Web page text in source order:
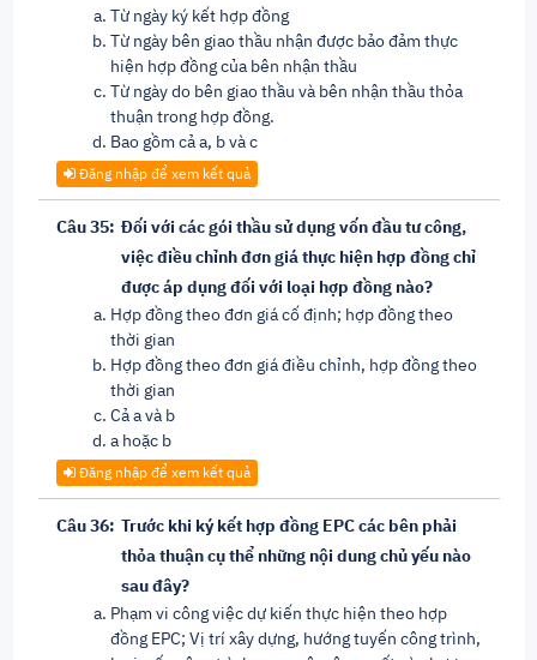
Từ ngày ký kết hợp đồng
Từ ngày bên giao thầu nhận được bảo đảm thực
hiện hợp đồng của bên nhận thầu
Từ ngày do bên giao thầu và bên nhận thầu thỏa
thuận trong hợp đồng.
Bao gồm cả a, b và c
Đăng nhập để xem kết quả
Câu 35: Đối với các gói thầu sử dụng vốn đầu tư công,
việc điều chỉnh đơn giá thực hiện hợp đồng chỉ
được áp dụng đối với loại hợp đồng nào?
Hợp đồng theo đơn giá cố định; hợp đồng theo
thời gian
Hợp đồng theo đơn giá điều chỉnh, hợp đồng theo
thời gian
Cả a và b
a hoặc b
Đăng nhập để xem kết quả
Câu 36: Trước khi ký kết hợp đồng EPC các bên phải
thỏa thuận cụ thể những nội dung chủ yếu nào
sau đây?
Phạm vi công việc dự kiến thực hiện theo hợp
đồng EPC; Vị trí xây dựng, hướng tuyến công trình,